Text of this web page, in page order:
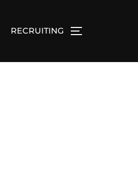
RECRUITING サイドバーとナビゲ